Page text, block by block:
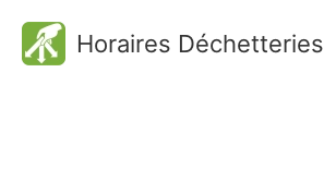
Horaires Déchetteries